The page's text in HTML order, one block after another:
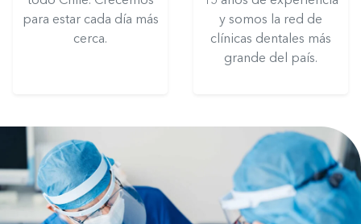
para estar cada día más
cerca.
y somos la red de
clínicas dentales más
grande del país.